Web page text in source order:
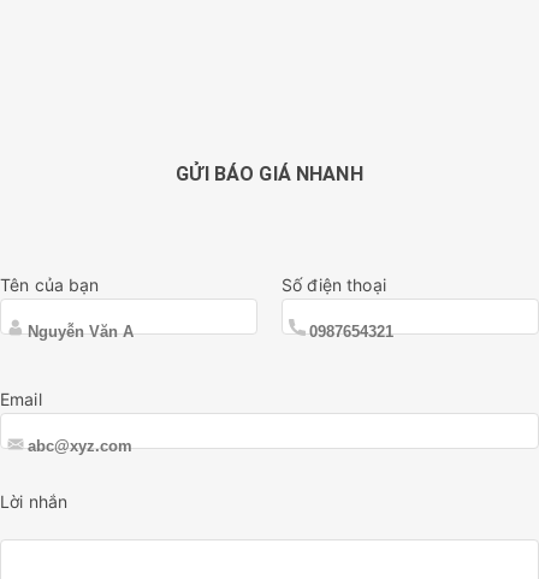
GỬI BÁO GIÁ NHANH
Tên của bạn Số điện thoại
Email
Lời nhắn